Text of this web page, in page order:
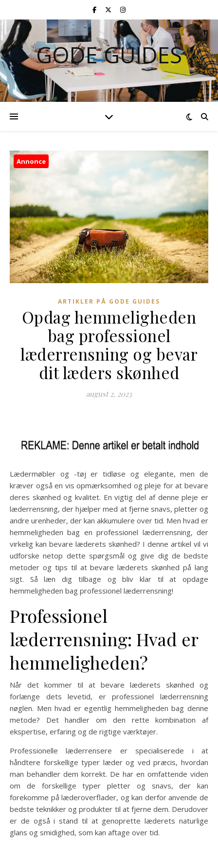
GODE GUIDES
Annonce
ARTIKLER PÅ GODE GUIDES
Opdag hemmeligheden
bag professionel
læderrensning og bevar
dit læders skønhed
august 2, 2023
Lædermøbler og -tøj er tidløse og elegante, men de
kræver også en vis opmærksomhed og pleje for at bevare
deres skønhed og kvalitet. En vigtig del af denne pleje er
læderrensning, der hjælper med at fjerne snavs, pletter og
andre urenheder, der kan akkumulere over tid. Men hvad er
hemmeligheden bag en professionel læderrensning, der
virkelig kan bevare læderets skønhed? I denne artikel vil vi
udforske netop dette spørgsmål og give dig de bedste
metoder og tips til at bevare læderets skønhed på lang
sigt. Så læn dig tilbage og bliv klar til at opdage
hemmeligheden bag professionel læderrensning!
Professionel
læderrensning: Hvad er
hemmeligheden?
Når det kommer til at bevare læderets skønhed og
forlænge dets levetid, er professionel læderrensning
nøglen. Men hvad er egentlig hemmeligheden bag denne
metode? Det handler om den rette kombination af
ekspertise, erfaring og de rigtige værktøjer.
Professionelle læderrensere er specialiserede i at
håndtere forskellige typer læder og ved præcis, hvordan
man behandler dem korrekt. De har en omfattende viden
om de forskellige typer pletter og snavs, der kan
forekomme på læderoverflader, og kan derfor anvende de
bedste teknikker og produkter til at fjerne dem. Derudover
er de også i stand til at genoprette læderets naturlige
glans og smidighed, som kan aftage over tid.